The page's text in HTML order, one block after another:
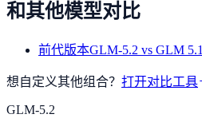
和其他模型对比
前代版本GLM-5.2 vs GLM 5.1
想自定义其他组合？ 打开对比工具
GLM-5.2